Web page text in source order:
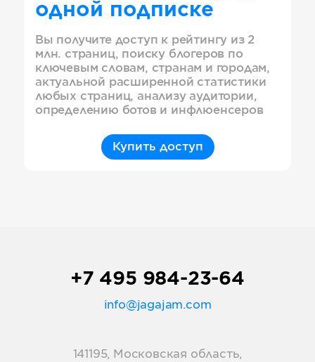
одной подписке
Вы получите доступ к рейтингу из 2
млн. страниц, поиску блогеров по
ключевым словам, странам и городам,
актуальной расширенной статистики
любых страниц, анализу аудитории,
определению ботов и инфлюенсеров
Купить доступ
+7 495 984-23-64
info@jagajam.com
141195, Московская область,